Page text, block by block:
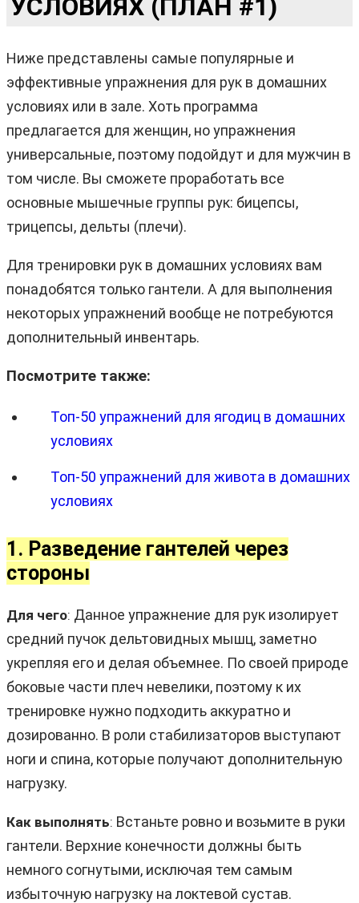
УСЛОВИЯХ (ПЛАН #1)
Ниже представлены самые популярные и
эффективные упражнения для рук в домашних
условиях или в зале. Хоть программа
предлагается для женщин, но упражнения
универсальные, поэтому подойдут и для мужчин в
том числе. Вы сможете проработать все
основные мышечные группы рук: бицепсы,
трицепсы, дельты (плечи).
Для тренировки рук в домашних условиях вам
понадобятся только гантели. А для выполнения
некоторых упражнений вообще не потребуются
дополнительный инвентарь.
Посмотрите также:
Топ-50 упражнений для ягодиц в домашних
условиях
Топ-50 упражнений для живота в домашних
условиях
1. Разведение гантелей через
стороны
Для чего: Данное упражнение для рук изолирует
средний пучок дельтовидных мышц, заметно
укрепляя его и делая объемнее. По своей природе
боковые части плеч невелики, поэтому к их
тренировке нужно подходить аккуратно и
дозированно. В роли стабилизаторов выступают
ноги и спина, которые получают дополнительную
нагрузку.
Как выполнять: Встаньте ровно и возьмите в руки
гантели. Верхние конечности должны быть
немного согнутыми, исключая тем самым
избыточную нагрузку на локтевой сустав.